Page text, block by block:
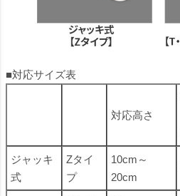
■対応サイズ表
対応高さ
ジャッキ
式
Zタイ
プ
10cm～
20cm